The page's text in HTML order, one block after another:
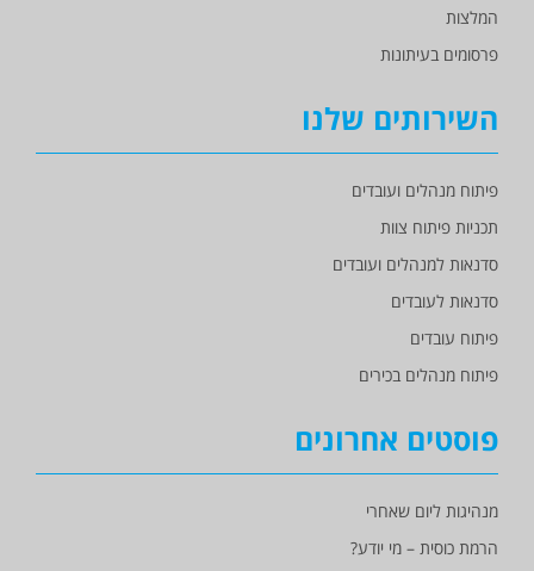
המלצות
פרסומים בעיתונות
השירותים שלנו
פיתוח מנהלים ועובדים
תכניות פיתוח צוות
סדנאות למנהלים ועובדים
סדנאות לעובדים
פיתוח עובדים
פיתוח מנהלים בכירים
פוסטים אחרונים
מנהיגות ליום שאחרי
הרמת כוסית – מי יודע?